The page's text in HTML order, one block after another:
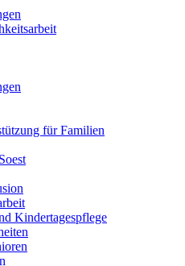
für Familien
Kindertagespflege